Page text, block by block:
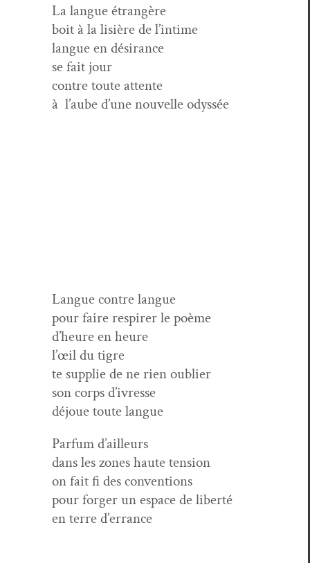
La langue étrangère
boit à la lisière de l’intime
langue en désirance
se fait jour
con­tre toute attente
à l’aube d’une nou­velle odyssée
Langue con­tre langue
pour faire respir­er le poème
d’heure en heure
l’œil du tigre
te sup­plie de ne rien oublier
son corps d’ivresse
déjoue toute langue
Par­fum d’ailleurs
dans les zones haute tension
on fait fi des conventions
pour forg­er un espace de liberté
en terre d’errance